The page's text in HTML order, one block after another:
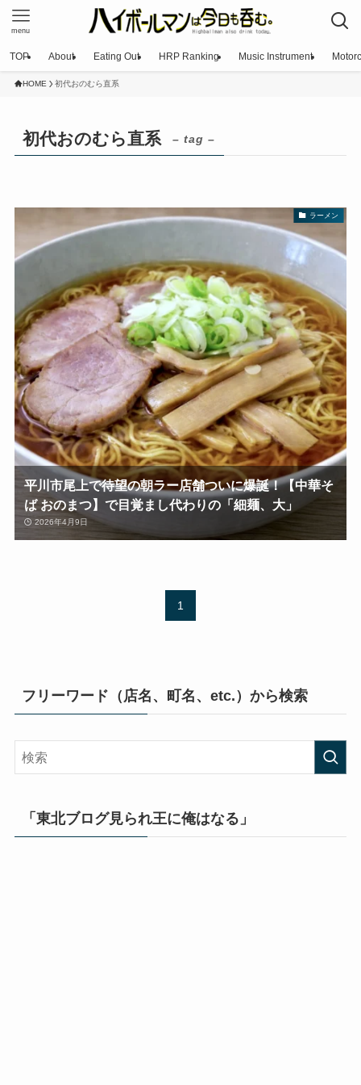
menu
TOP About Eating Out HRP Ranking Music Instrument
HOME 初代おのむら直系
初代おのむら直系 – tag –
ラーメン
平川市尾上で待望の朝ラー店舗ついに爆誕！【中華そ
ば おのまつ】で目覚まし代わりの「細麺、大」
2026年4月9日
1
フリーワード（店名、町名、etc.）から検索
「東北ブログ見られ王に俺はなる」